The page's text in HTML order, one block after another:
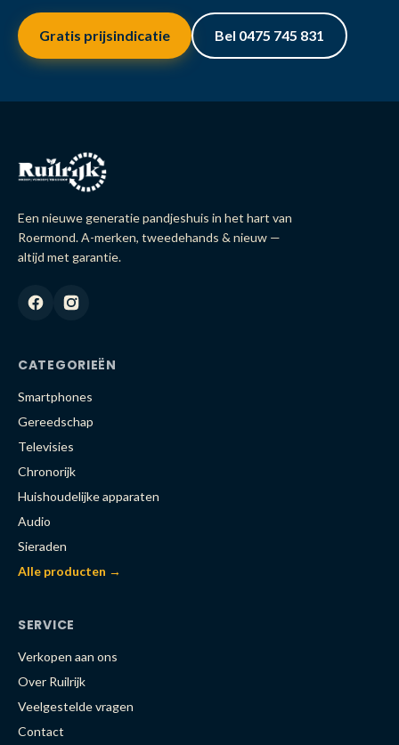
Gratis prijsindicatie Bel 0475 745 831
Een nieuwe generatie pandjeshuis in het hart van
Roermond. A-merken, tweedehands & nieuw —
altijd met garantie.
CATEGORIEËN
Smartphones
Gereedschap
Televisies
Chronorijk
Huishoudelijke apparaten
Audio
Sieraden
Alle producten →
SERVICE
Verkopen aan ons
Over Ruilrijk
Veelgestelde vragen
Contact